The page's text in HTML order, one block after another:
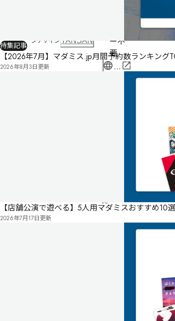
ゲー
ー不
要
公
開
パッケージデザイン TANSAN
特集記事
【2026年7月】マダミス.jp月間予約数ランキング
2026年8月3日更新
【店舗公演で遊べる】5人用マダミスおすすめ10
2026年7月17日更新